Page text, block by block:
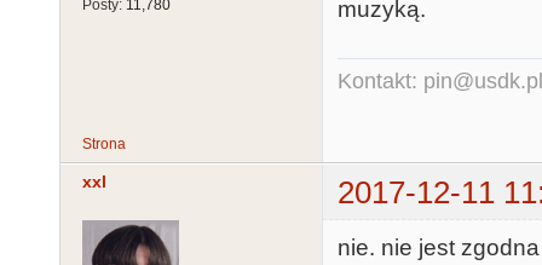
Posty: 11,780 muzyką.
Kontakt: pin@usdk.pl
Strona
xxl 2017-12-11
nie. nie jest